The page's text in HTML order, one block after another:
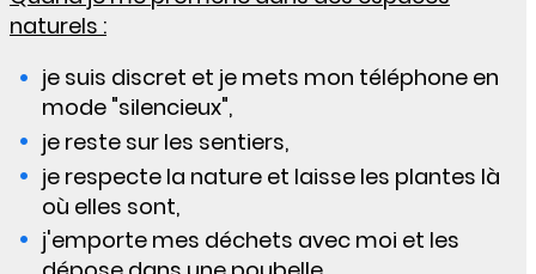
naturels :
je suis discret et je mets mon téléphone en
mode "silencieux",
je reste sur les sentiers,
je respecte la nature et laisse les plantes là
où elles sont,
j'emporte mes déchets avec moi et les